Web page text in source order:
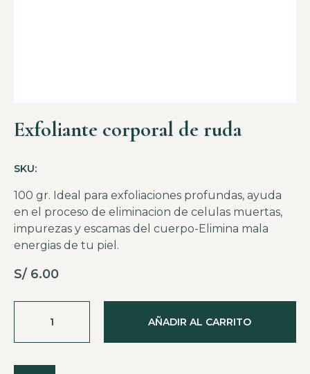
Exfoliante corporal de ruda
SKU:
100 gr. Ideal para exfoliaciones profundas, ayuda
en el proceso de eliminacion de celulas muertas,
impurezas y escamas del cuerpo-Elimina mala
energias de tu piel.
S/ 6.00
AÑADIR AL CARRITO